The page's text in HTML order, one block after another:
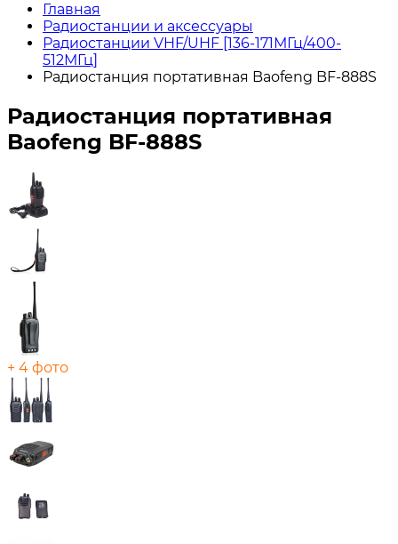
Главная
Радиостанции и аксессуары
Радиостанции VHF/UHF [136-171МГц/400-
512МГц]
Радиостанция портативная Baofeng BF-888S
Радиостанция портативная
Baofeng BF-888S
+ 4 фото